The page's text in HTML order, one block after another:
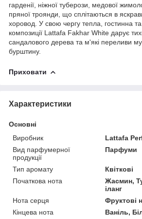
гарденії, ніжної туберози, медової
пряної троянди, що сплітаються в
хоровод. У свою чергу тепла, гостинна
композиції Lattafa Fakhar White дарує
сандалового дерева та м'які переливи
бурштину.
Приховати
Характеристики
Основні
Виробник
Lattafa
Вид парфумерної
продукції
Парфуми
Тип аромату
Квіткові
Початкова нота
Жасмин,
іланг
Нота серця
Фруктові
Кінцева нота
Ваніль,